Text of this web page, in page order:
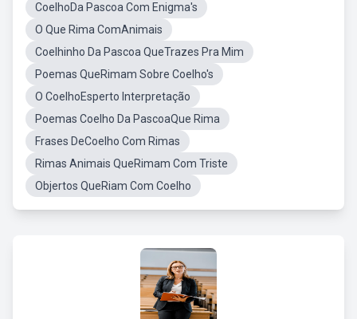
CoelhoDa Pascoa Com Enigma's
O Que Rima ComAnimais
Coelhinho Da Pascoa QueTrazes Pra Mim
Poemas QueRimam Sobre Coelho's
O CoelhoEsperto Interpretação
Poemas Coelho Da PascoaQue Rima
Frases DeCoelho Com Rimas
Rimas Animais QueRimam Com Triste
Objertos QueRiam Com Coelho